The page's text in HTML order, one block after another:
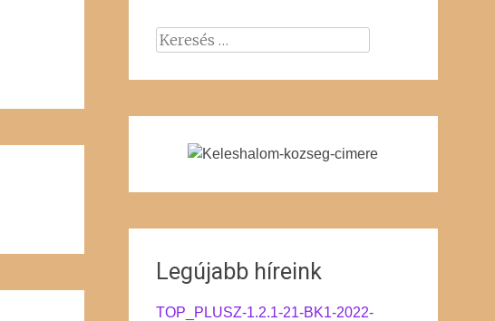
Keresés:
Legújabb híreink
TOP_PLUSZ-1.2.1-21-BK1-2022-